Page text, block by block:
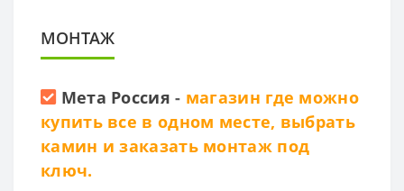
МОНТАЖ
Мета Россия - магазин где можно
купить все в одном месте, выбрать
камин и заказать монтаж под
ключ.